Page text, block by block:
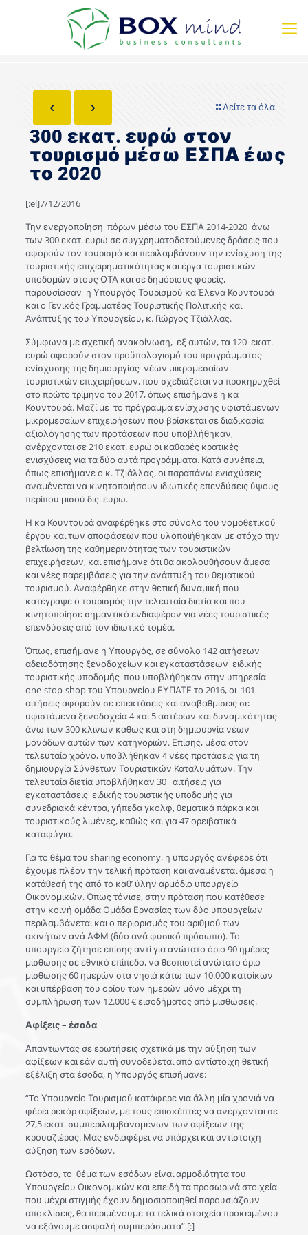
Δείτε τα όλα
300 εκατ. ευρώ στον
τουρισμό μέσω ΕΣΠΑ έως
το 2020
[:el]7/12/2016
Την ενεργοποίηση πόρων μέσω του ΕΣΠΑ 2014-2020 άνω
των 300 εκατ. ευρώ σε συγχρηματοδοτούμενες δράσεις που
αφορούν τον τουρισμό και περιλαμβάνουν την ενίσχυση της
τουριστικής επιχειρηματικότητας και έργα τουριστικών
υποδομών στους ΟΤΑ και σε δημόσιους φορείς,
παρουσίασαν η Υπουργός Τουρισμού κα Έλενα Κουντουρά
και ο Γενικός Γραμματέας Τουριστικής Πολιτικής και
Ανάπτυξης του Υπουργείου, κ. Γιώργος Τζιάλλας.
Σύμφωνα με σχετική ανακοίνωση, εξ αυτών, τα 120 εκατ.
ευρώ αφορούν στον προϋπολογισμό του προγράμματος
ενίσχυσης της δημιουργίας νέων μικρομεσαίων
τουριστικών επιχειρήσεων, που σχεδιάζεται να προκηρυχθεί
στο πρώτο τρίμηνο του 2017, όπως επισήμανε η κα
Κουντουρά. Μαζί με το πρόγραμμα ενίσχυσης υφιστάμενων
μικρομεσαίων επιχειρήσεων που βρίσκεται σε διαδικασία
αξιολόγησης των προτάσεων που υποβλήθηκαν,
ανέρχονται σε 210 εκατ. ευρώ οι καθαρές κρατικές
ενισχύσεις για τα δύο αυτά προγράμματα. Κατά συνέπεια,
όπως επισήμανε ο κ. Τζιάλλας, οι παραπάνω ενισχύσεις
αναμένεται να κινητοποιήσουν ιδιωτικές επενδύσεις ύψους
περίπου μισού δις. ευρώ.
Η κα Κουντουρά αναφέρθηκε στο σύνολο του νομοθετικού
έργου και των αποφάσεων που υλοποιήθηκαν με στόχο την
βελτίωση της καθημερινότητας των τουριστικών
επιχειρήσεων, και επισήμανε ότι θα ακολουθήσουν άμεσα
και νέες παρεμβάσεις για την ανάπτυξη του θεματικού
τουρισμού. Αναφέρθηκε στην θετική δυναμική που
κατέγραψε ο τουρισμός την τελευταία διετία και που
κινητοποίησε σημαντικό ενδιαφέρον για νέες τουριστικές
επενδύσεις από τον ιδιωτικό τομέα.
Όπως, επισήμανε η Υπουργός, σε σύνολο 142 αιτήσεων
αδειοδότησης ξενοδοχείων και εγκαταστάσεων ειδικής
τουριστικής υποδομής που υποβλήθηκαν στην υπηρεσία
οne-stop-shop του Υπουργείου ΕΥΠΑΤΕ το 2016, οι 101
αιτήσεις αφορούν σε επεκτάσεις και αναβαθμίσεις σε
υφιστάμενα ξενοδοχεία 4 και 5 αστέρων και δυναμικότητας
άνω των 300 κλινών καθώς και στη δημιουργία νέων
μονάδων αυτών των κατηγοριών. Επίσης, μέσα στον
τελευταίο χρόνο, υποβλήθηκαν 4 νέες προτάσεις για τη
δημιουργία Σύνθετων Τουριστικών Καταλυμάτων. Την
τελευταία διετία υποβλήθηκαν 30 αιτήσεις για
εγκαταστάσεις ειδικής τουριστικής υποδομής για
συνεδριακά κέντρα, γήπεδα γκολφ, θεματικά πάρκα και
τουριστικούς λιμένες, καθώς και για 47 ορειβατικά
καταφύγια.
Για το θέμα του sharing economy, η υπουργός ανέφερε ότι
έχουμε πλέον την τελική πρόταση και αναμένεται άμεσα η
κατάθεσή της από το καθ’ ύλην αρμόδιο υπουργείο
Οικονομικών. Όπως τόνισε, στην πρόταση που κατέθεσε
στην κοινή ομάδα Ομάδα Εργασίας των δύο υπουργείων
περιλαμβάνεται και ο περιορισμός του αριθμού των
ακινήτων ανά ΑΦΜ (δύο ανά φυσικό πρόσωπο). Το
υπουργείο ζήτησε επίσης αντί για ανώτατο όριο 90 ημέρες
μίσθωσης σε εθνικό επίπεδο, να θεσπιστεί ανώτατο όριο
μίσθωσης 60 ημερών στα νησιά κάτω των 10.000 κατοίκων
και υπέρβαση του ορίου των ημερών μόνο μέχρι τη
συμπλήρωση των 12.000 € εισοδήματος από μισθώσεις.
Αφίξεις – έσοδα
Απαντώντας σε ερωτήσεις σχετικά με την αύξηση των
αφίξεων και εάν αυτή συνοδεύεται από αντίστοιχη θετική
εξέλιξη στα έσοδα, η Υπουργός επισήμανε:
“To Υπουργείο Τουρισμού κατάφερε για άλλη μία χρονιά να
φέρει ρεκόρ αφίξεων, με τους επισκέπτες να ανέρχονται σε
27,5 εκατ. συμπεριλαμβανομένων των αφίξεων της
κρουαζιέρας. Μας ενδιαφέρει να υπάρχει και αντίστοιχη
αύξηση των εσόδων.
Ωστόσο, το θέμα των εσόδων είναι αρμοδιότητα του
Υπουργείου Οικονομικών και επειδή τα προσωρινά στοιχεία
που μέχρι στιγμής έχουν δημοσιοποιηθεί παρουσιάζουν
αποκλίσεις, θα περιμένουμε τα τελικά στοιχεία προκειμένου
να εξάγουμε ασφαλή συμπεράσματα”.[:]